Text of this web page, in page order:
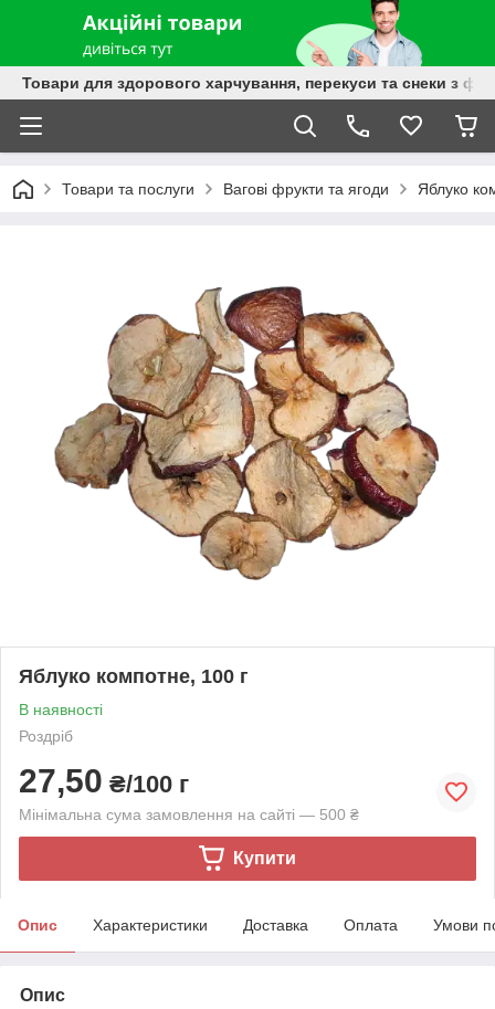
Товари для здорового харчування, перекуси та снеки з
Товари та послуги Вагові фрукти та ягоди Яблуко
Яблуко компотне, 100 г
В наявності
Роздріб
27,50 ₴/100 г
Мінімальна сума замовлення на сайті — 500 ₴
Купити
Опис Характеристики Доставка Оплата Умови
Опис